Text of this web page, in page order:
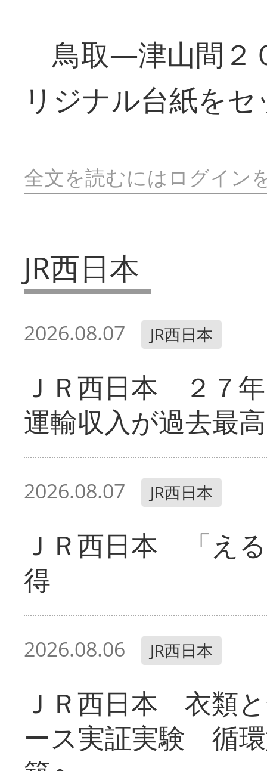
鳥取―津山間２
リジナル台紙を
全文を読むにはログイン
JR西日本
2026.08.07 JR西日本
ＪＲ西日本 ２７
運輸収入が過去最高
2026.08.07 JR西日本
ＪＲ西日本 「え
得
2026.08.06 JR西日本
ＪＲ西日本 衣類
ース実証実験 循